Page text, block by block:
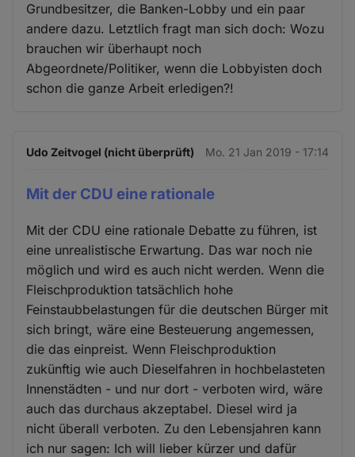
Grundbesitzer, die Banken-Lobby und ein paar
andere dazu. Letztlich fragt man sich doch: Wozu
brauchen wir überhaupt noch
Abgeordnete/Politiker, wenn die Lobbyisten doch
schon die ganze Arbeit erledigen?!
Udo Zeitvogel (nicht überprüft) Mo. 21 Jan 2019 - 17:14
Mit der CDU eine rationale
Mit der CDU eine rationale Debatte zu führen, ist
eine unrealistische Erwartung. Das war noch nie
möglich und wird es auch nicht werden. Wenn die
Fleischproduktion tatsächlich hohe
Feinstaubbelastungen für die deutschen Bürger mit
sich bringt, wäre eine Besteuerung angemessen,
die das einpreist. Wenn Fleischproduktion
zukünftig wie auch Dieselfahren in hochbelasteten
Innenstädten - und nur dort - verboten wird, wäre
auch das durchaus akzeptabel. Diesel wird ja
nicht überall verboten. Zu den Lebensjahren kann
ich nur sagen: Ich will lieber kürzer und dafür